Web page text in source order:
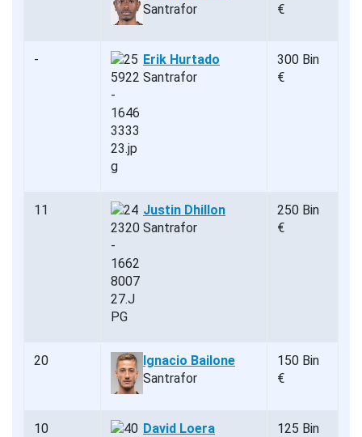
Santrafor
€
-
Erik Hurtado
Santrafor
300 Bin
€
11
Justin Dhillon
Santrafor
250 Bin
€
20
Ignacio Bailone
Santrafor
150 Bin
€
10
David Loera
125 Bin